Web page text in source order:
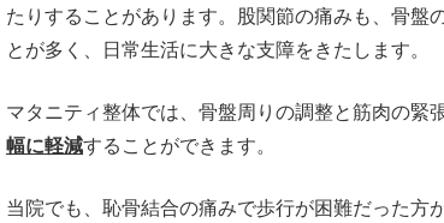
たりすることがあります。股関節の痛みも、骨盤
とが多く、日常生活に大きな支障をきたします。
マタニティ整体では、骨盤周りの調整と筋肉の緊
幅に軽減することができます。
当院でも、恥骨結合の痛みで歩行が困難だった方